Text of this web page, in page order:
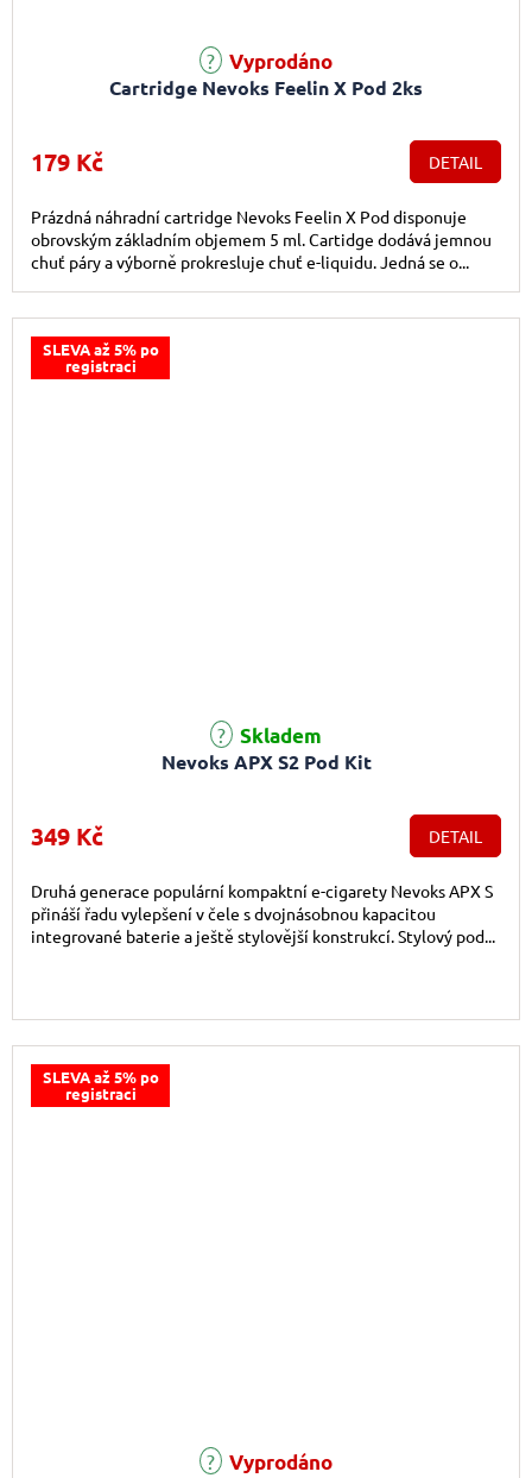
Cartridge Nevoks Feelin X Pod 2ks
Vyprodáno
179 Kč DETAIL
Prázdná náhradní cartridge Nevoks Feelin X Pod disponuje
obrovským základním objemem 5 ml. Cartidge dodává jemnou
chuť páry a výborně prokresluje chuť e-liquidu. Jedná se o...
SLEVA až 5% po
registraci
Nevoks APX S2 Pod Kit
Průměrné hodnocení produktu je 5,0 z 5 hvězdiček.
Skladem
349 Kč DETAIL
Druhá generace populární kompaktní e-cigarety Nevoks APX S
přináší řadu vylepšení v čele s dvojnásobnou kapacitou
integrované baterie a ještě stylovější konstrukcí. Stylový pod...
SLEVA až 5% po
registraci
Vyprodáno